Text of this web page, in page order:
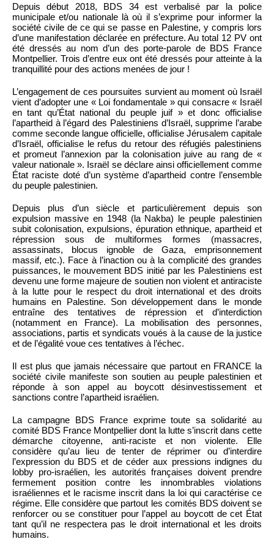
Depuis début 2018, BDS 34 est verbalisé par la police
municipale et/ou nationale là où il s’exprime pour informer la
société civile de ce qui se passe en Palestine, y compris lors
d’une manifestation déclarée en préfecture. Au total 12 PV ont
été dressés au nom d’un des porte-parole de BDS France
Montpellier. Trois d’entre eux ont été dressés pour atteinte à la
tranquillité pour des actions menées de jour !
L’engagement de ces poursuites survient au moment où Israël
vient d’adopter une « Loi fondamentale » qui consacre « Israël
en tant qu’État national du peuple juif » et donc officialise
l’apartheid à l’égard des Palestiniens d’Israël, supprime l’arabe
comme seconde langue officielle, officialise Jérusalem capitale
d’Israël, officialise le refus du retour des réfugiés palestiniens
et promeut l’annexion par la colonisation juive au rang de «
valeur nationale ». Israël se déclare ainsi officiellement comme
État raciste doté d’un système d’apartheid contre l’ensemble
du peuple palestinien.
Depuis plus d’un siècle et particulièrement depuis son
expulsion massive en 1948 (la Nakba) le peuple palestinien
subit colonisation, expulsions, épuration ethnique, apartheid et
répression sous de multiformes formes (massacres,
assassinats, blocus ignoble de Gaza, emprisonnement
massif, etc.). Face à l’inaction ou à la complicité des grandes
puissances, le mouvement BDS initié par les Palestiniens est
devenu une forme majeure de soutien non violent et antiraciste
à la lutte pour le respect du droit international et des droits
humains en Palestine. Son développement dans le monde
entraîne des tentatives de répression et d’interdiction
(notamment en France). La mobilisation des personnes,
associations, partis et syndicats voués à la cause de la justice
et de l’égalité voue ces tentatives à l’échec.
Il est plus que jamais nécessaire que partout en FRANCE la
société civile manifeste son soutien au peuple palestinien et
réponde à son appel au boycott désinvestissement et
sanctions contre l’apartheid israélien.
La campagne BDS France exprime toute sa solidarité au
comité BDS France Montpellier dont la lutte s’inscrit dans cette
démarche citoyenne, anti-raciste et non violente. Elle
considère qu’au lieu de tenter de réprimer ou d’interdire
l’expression du BDS et de céder aux pressions indignes du
lobby pro-israélien, les autorités françaises doivent prendre
fermement position contre les innombrables violations
israéliennes et le racisme inscrit dans la loi qui caractérise ce
régime. Elle considère que partout les comités BDS doivent se
renforcer ou se constituer pour l’appel au boycott de cet État
tant qu’il ne respectera pas le droit international et les droits
humains.